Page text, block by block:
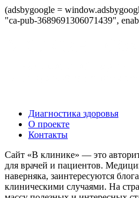
(adsbygoogle =
"ca-pub-3689691306071439",
Диагностика здоровья
О проекте
Контакты
Сайт «В клинике» — это
для врачей и пациентов.
наверняка, заинтересуются
клиническими случаями. На